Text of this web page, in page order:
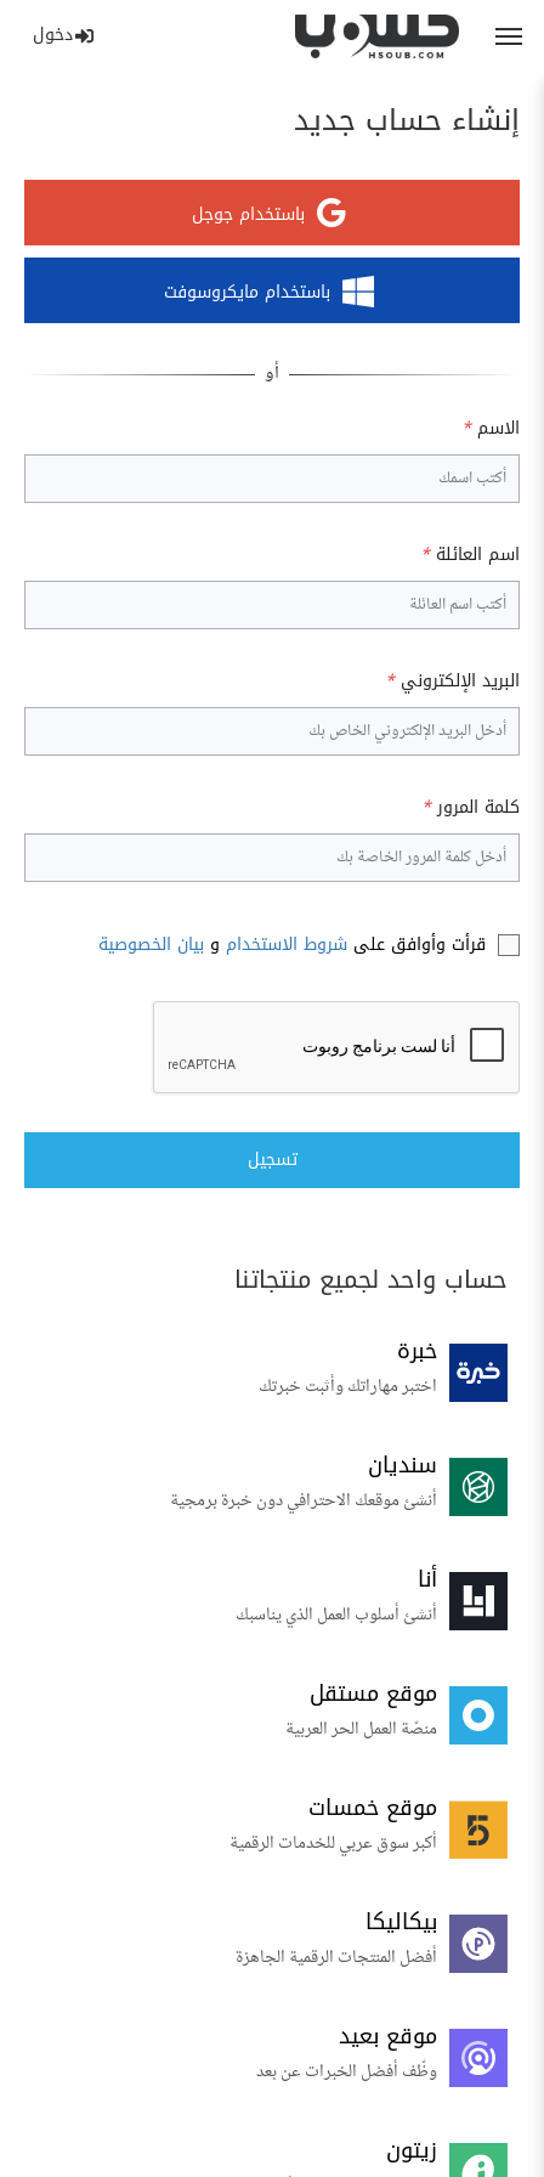
دخول
إنشاء حساب جديد
باستخدام جوجل
باستخدام مايكروسوفت
الاسم *
اسم العائلة *
البريد الإلكتروني *
كلمة المرور*
قرأت وأوافق على شروط الاستخدام و بيان الخصوصية
تسجيل
حساب واحد لجميع منتجاتنا
خبرة
اختبر مهاراتك وأثبت خبرتك
سنديان
أنشئ موقعك الاحترافي دون خبرة برمجية
أنا
أنشئ أسلوب العمل الذي يناسبك
موقع مستقل
منصّة العمل الحر العربية
موقع خمسات
أكبر سوق عربي للخدمات الرقمية
بيكاليكا
أفضل المنتجات الرقمية الجاهزة
موقع بعيد
وظّف أفضل الخبرات عن بعد
زيتون